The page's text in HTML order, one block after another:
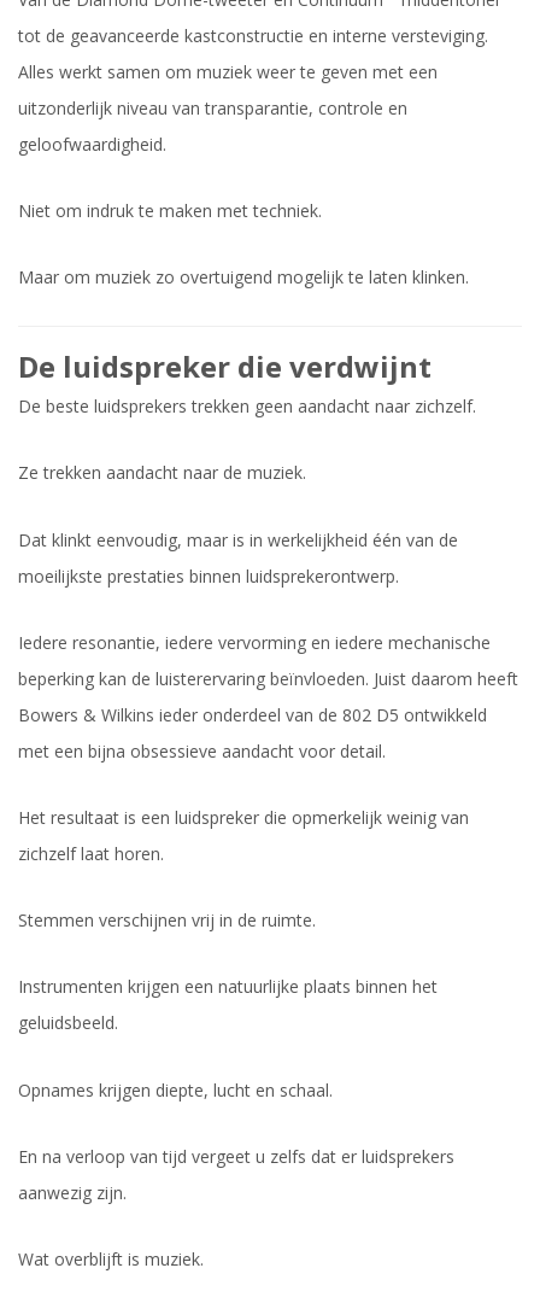
tot de geavanceerde kastconstructie en interne versteviging.
Alles werkt samen om muziek weer te geven met een
uitzonderlijk niveau van transparantie, controle en
geloofwaardigheid.
Niet om indruk te maken met techniek.
Maar om muziek zo overtuigend mogelijk te laten klinken.
De luidspreker die verdwijnt
De beste luidsprekers trekken geen aandacht naar zichzelf.
Ze trekken aandacht naar de muziek.
Dat klinkt eenvoudig, maar is in werkelijkheid één van de
moeilijkste prestaties binnen luidsprekerontwerp.
Iedere resonantie, iedere vervorming en iedere mechanische
beperking kan de luisterervaring beïnvloeden. Juist daarom heeft
Bowers & Wilkins ieder onderdeel van de 802 D5 ontwikkeld
met een bijna obsessieve aandacht voor detail.
Het resultaat is een luidspreker die opmerkelijk weinig van
zichzelf laat horen.
Stemmen verschijnen vrij in de ruimte.
Instrumenten krijgen een natuurlijke plaats binnen het
geluidsbeeld.
Opnames krijgen diepte, lucht en schaal.
En na verloop van tijd vergeet u zelfs dat er luidsprekers
aanwezig zijn.
Wat overblijft is muziek.